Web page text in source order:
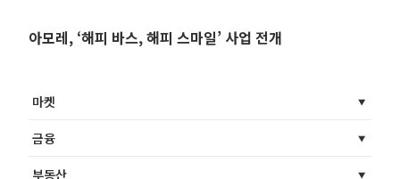
아모레, ‘해피 바스, 해피 스마일’ 사업 전개
마켓
금융
부동산